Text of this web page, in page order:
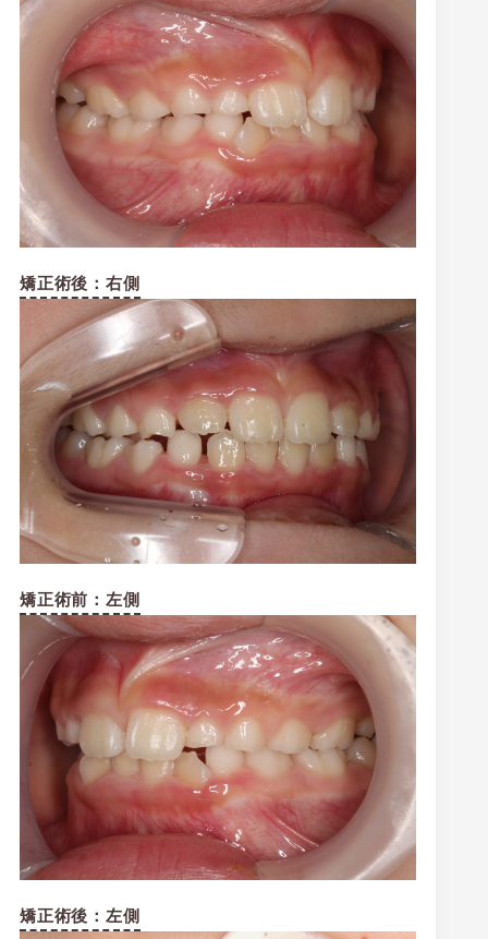
矯正術後：右側
矯正術前：左側
矯正術後：左側